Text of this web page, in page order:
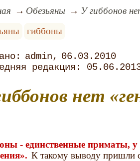
Обезьяны
У гиббонов
гиббоны
admin
06.03.2010
гиббонов нет
- единственные приматы, у
К такому выводу пришли